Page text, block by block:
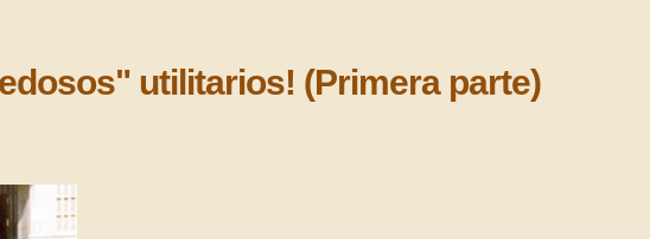
utilitarios! (Primera parte)